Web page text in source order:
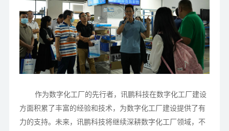
作为数字化工厂的先行者，讯鹏科技在数字化工厂建设
方面积累了丰富的经验和技术，为数字化工厂建设提供了有
力的支持。未来，讯鹏科技将继续深耕数字化工厂领域，不